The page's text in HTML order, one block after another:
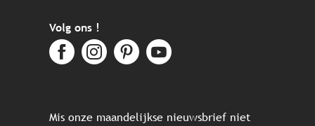
Volg ons !
Mis onze maandelijkse nieuwsbrief niet